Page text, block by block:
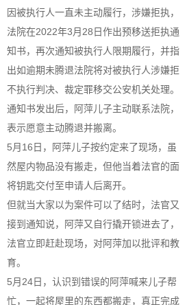
因被执行人一直未主动履行，涉嫌拒执，
法院在2022年3月28日作出预移送拒执通
知书，再次通知被执行人限期履行，并指
出如逾期未腾退法院将对被执行人涉嫌拒
不执行判决、裁定罪移交公安机关处理。
通知书发出后，阿萍儿子主动联系法院，
表示愿意主动腾退并搬离。
5月16日，阿萍儿子按约定来了现场，虽
然屋内物品没有搬走，但他当着法官的面
将钥匙交付至申请人后离开。
但就当大家以为案件可以了结时，法官又
接到通知说，阿萍又自行撬开锁进去了，
法官立即赶赴现场，对阿萍加以批评和教
育。
5月24日，认识到错误的阿萍喊来儿子帮
忙，一起将屋里的东西都搬走，真正完成